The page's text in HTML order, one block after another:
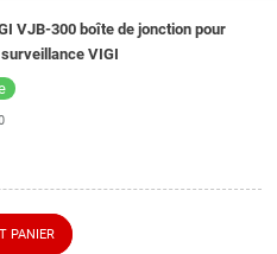
VJB-300 boîte de jonction pour
VIGI
PANIER